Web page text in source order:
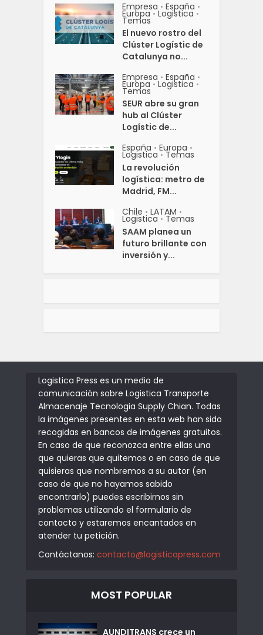
Empresa • España •
Europa • Logistica •
Temas
El nuevo rostro del
Clúster Logístic de
Catalunya no...
Empresa • España •
Europa • Logistica •
Temas
SEUR abre su gran
hub al Clúster
Logístic de...
España • Europa •
Logistica • Temas
La revolución
logística: metro de
Madrid, FM...
Chile • LATAM •
Logistica • Temas
SAAM planea un
futuro brillante con
inversión y...
Logistica Press es un medio de
comunicación sobre Logistica Transporte
Almacenaje Tecnologia Supply Chian. Todas
la imágenes presentes en esta web han sido
recogidas en bancos de imágenes gratuitos.
En caso de que reconozca entre ellas una
que quieras que quitemos o en caso de que
quisieras que nombremos a su autor (en
caso de que no hayamos sabido
encontrarlo) puedes escribirnos sin
problemas utilizando el formulario de
contacto y estaremos encantados en
atender tu petición.
Contáctanos: contacto@logisticapress.com
MOST POPULAR
AUNDITRANS crece un